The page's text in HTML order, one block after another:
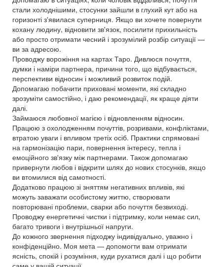
стали холоднішими, стосунки зайшли в глухий кут або на
горизонті з'явилася суперниця. Якщо ви хочете повернути
кохану людину, відновити зв'язок, посилити прихильність
або просто отримати чесний і зрозумілий розбір ситуації —
ви за адресою.
Проводжу ворожіння на картах Таро. Дивлюся почуття,
думки і наміри партнера, причини того, що відбувається,
перспективи відносин і можливий розвиток подій.
Допомагаю побачити приховані моменти, які складно
зрозуміти самостійно, і даю рекомендації, як краще діяти
далі.
Займаюся любовної магією і відновленням відносин.
Працюю з охолодженням почуттів, розривами, конфліктами,
втратою уваги і впливом третіх осіб. Практики спрямовані
на гармонізацію пари, повернення інтересу, тепла і
емоційного зв'язку між партнерами. Також допомагаю
привернути любов і відкрити шлях до нових стосунків, якщо
ви втомилися від самотності.
Додатково працюю зі зняттям негативних впливів, які
можуть заважати особистому життю, створювати
повторювані проблеми, сварки або почуття безвиході.
Проводжу енергетичні чистки і підтримку, коли немає сил,
багато тривоги і внутрішньої напруги.
До кожного звернення підходжу індивідуально, уважно і
конфіденційно. Моя мета — допомогти вам отримати
ясність, спокій і розуміння, куди рухатися далі і що робити